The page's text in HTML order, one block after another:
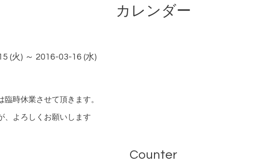
カレンダー
(火) ～ 2016-03-16 (水)
時休業させて頂きます。
、よろしくお願いします
Counter